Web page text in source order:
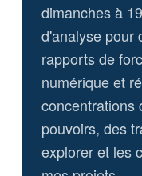
dimanches à
d'analyse pour
rapports de
numérique et
concentrations
pouvoirs, des
explorer et les